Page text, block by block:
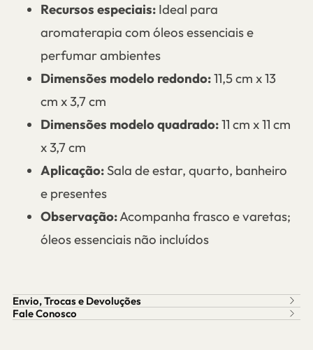
Recursos especiais:Ideal para
aromaterapia com óleos essenciais e
perfumar ambientes
Dimensões modelo redondo:11,5 cm x 13
cm x 3,7 cm
Dimensões modelo quadrado:11 cm x 11 cm
x 3,7 cm
Aplicação:Sala de estar, quarto, banheiro
e presentes
Observação:Acompanha frasco e varetas;
óleos essenciais não incluídos
Envio, Trocas e Devoluções
Fale Conosco